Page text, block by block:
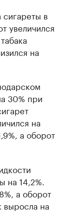
в
увеличился
на
30% при
на
а оборот
на 14,2%.
а оборот
выросла на